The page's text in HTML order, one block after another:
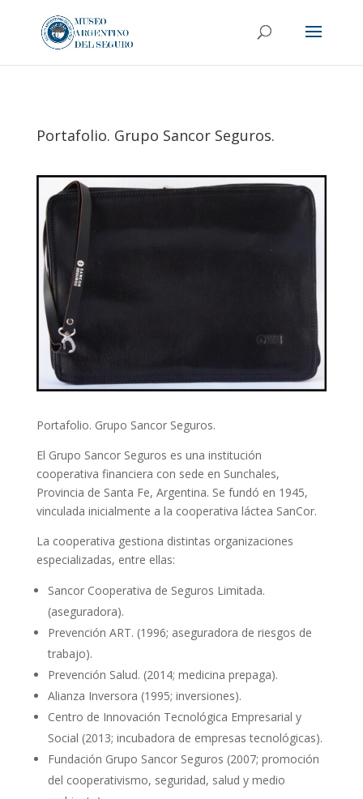
Portafolio. Grupo Sancor Seguros.
Portafolio. Grupo Sancor Seguros.
El Grupo Sancor Seguros es una institución
cooperativa financiera con sede en Sunchales,
Provincia de Santa Fe, Argentina. Se fundó en 1945,
vinculada inicialmente a la cooperativa láctea SanCor.
La cooperativa gestiona distintas organizaciones
especializadas, entre ellas:
Sancor Cooperativa de Seguros Limitada.
(aseguradora).
Prevención ART. (1996; aseguradora de riesgos de
trabajo).
Prevención Salud. (2014; medicina prepaga).
Alianza Inversora (1995; inversiones).
Centro de Innovación Tecnológica Empresarial y
Social (2013; incubadora de empresas tecnológicas).
Fundación Grupo Sancor Seguros (2007; promoción
del cooperativismo, seguridad, salud y medio